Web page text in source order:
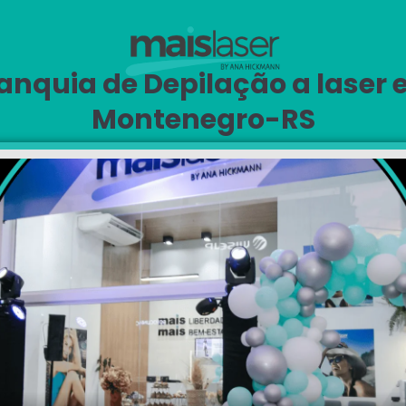
de Depilação a laser
Montenegro-RS